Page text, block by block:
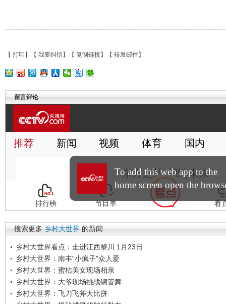
【 打印 】【 我要纠错】【 复制链接】【 转发邮件】
留言评论
搜索更多 乡村大世界 的新闻
乡村大世界看点：走进江西黎川 1月23日
乡村大世界：南丰“小疯子”众人爱
乡村大世界：蜜桔美女现场相亲
乡村大世界：大爷现场挑战钢管舞
乡村大世界：飞刀飞斧大比拼